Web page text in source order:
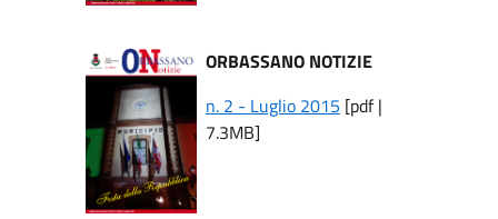
ORBASSANO NOTIZIE
n. 2 - Luglio 2015 [pdf |
7.3MB]